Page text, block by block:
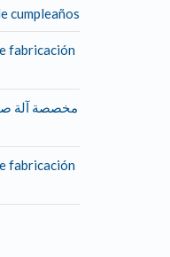
cumpleaños
fabricación
fabricación